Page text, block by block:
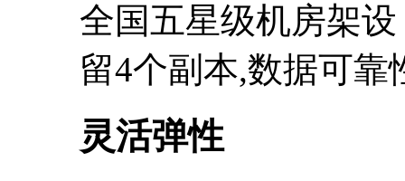
全国五星级机房架
留4个副本,数据可靠
灵活弹性